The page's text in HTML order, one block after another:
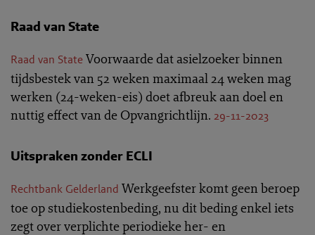
Raad van State
Raad van StateVoorwaarde dat asielzoeker binnen
tijdsbestek van 52 weken maximaal 24 weken mag
werken (24-weken-eis) doet afbreuk aan doel en
nuttig effect van de Opvangrichtlijn. 29-11-2023
Uitspraken zonder ECLI
Rechtbank Gelderland Werkgeefster komt geen beroep
toe op studiekostenbeding, nu dit beding enkel iets
zegt over verplichte periodieke her- en